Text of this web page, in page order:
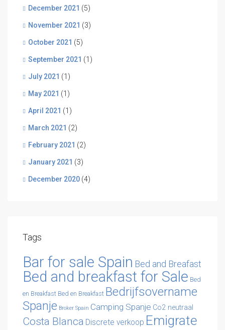
December 2021 (5)
November 2021 (3)
October 2021 (5)
September 2021 (1)
July 2021 (1)
May 2021 (1)
April 2021 (1)
March 2021 (2)
February 2021 (2)
January 2021 (3)
December 2020 (4)
Tags
Bar for sale Spain Bed and Breafast
Bed and breakfast for Sale Bed
en Breakfast Bed en Breakfast Bedrijfsovername
Spanje Broker Spain Camping Spanje Co2 neutraal
Costa Blanca Discrete verkoop Emigrate